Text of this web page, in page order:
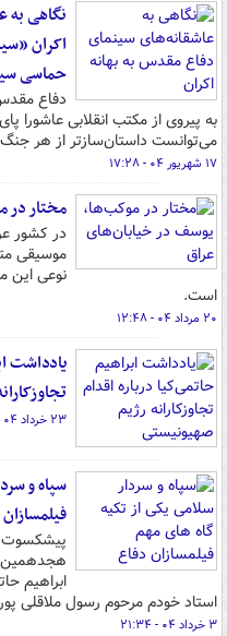
نگاهی به
اکران
حماسی
به پیروی از مکتب انقلابی عاشورا
می‌توانست داستان‌سازتر از هر
۱۷ شهریور ۰۴ - ۱۷:۲۸
مختار در
در کشور
موسیقی
نوعی این
است.
۲۰ مرداد ۰۴ - ۱۲:۴۸
یادداشت
۲۳ خرداد ۰۴ - ۱۷:۲۷
سپاه و
پیشکسوت
هجدهمین
ابراهیم
استاد خودم مرحوم رسول ملاقلی
۳ خرداد ۰۴ - ۲۱:۳۴